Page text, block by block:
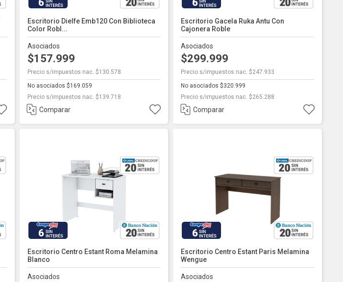
6
Escritorio Dielfe Emb120 Con Biblioteca
Color Robl...
Asociados
$157.999
Precio s/impuestos nac. $130.578
No asociados $169.059
Precio s/impuestos nac. $139.718
Comparar
6
Escritorio Gacela Ruka Antu Con
Cajonera Roble
Asociados
$299.999
Precio s/impuestos nac. $247.933
No asociados $320.999
Precio s/impuestos nac. $265.288
Comparar
6
Escritorio Centro Estant Roma Melamina
Blanco
Asociados
6
Escritorio Centro Estant Paris Melamina
Wengue
Asociados